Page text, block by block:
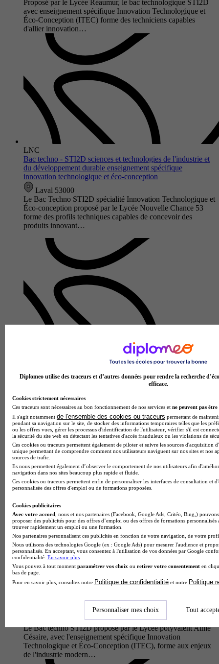
Proposé par le Lycée Réaumur, le bac technologique STI2D
avec enseignement spécifique Innovation Technologique et
Éco-Conception (ITEC) forme des techniciens capables
d'allier innovation…
LNC
Bac techno - STI2D sciences et technologies de l'industrie et
du développement durable enseignement spécifique
innovation technologique et éco-conception
Laval 53000
Le Bac Techno STI2D spécialité Innovation Technologique et
Éco-conception proposé par le Lycée Nouvelle Chance 53
forme des profils techniques capables de concevoir des
produits innovant…
Lycée polyvalent Guy Môquet - Étienne Lenoir
Bac techno - STI2D sciences et technologies de l'industrie et
du développement durable enseignement spécifique
innovation technologique et éco-conception
2 avis
Châteaubriant 44110
Le Bac Techno STI2D Sciences et Technologies de l'Industrie
et du Développement Durable avec spécialisation en
Innovation Technologique et Éco-conception du Lycée
polyvalent Guy Môquet -…
Lycée polyvalent Aimé Césaire
Bac techno - STI2D sciences et technologies de l'industrie et
innovation technologique et éco-conception
Le Bac techno STI2D proposé par le Lycée polyvalent Aimé
Césaire, avec l'enseignement spécifique Innovation
Technologique et Éco-Conception (ITEC), forme aux enjeux
de l'industrie modern…
Diplomeo utilise des traceurs et d’autres données pour rendre la recherche
efficace.
Cookies strictement nécessaires
Ces traceurs sont nécessaires au bon fonctionnement de nos services et ne peuvent pas être
Il s'agit notamment de l'ensemble des cookies ou traceurs permettant de
pendant sa navigation sur le site, de stocker des informations temporaires telles que les
ou les offres vues, gérer les processus d'identification de l'utilisateur, vérifier s'il est
la sécurité du site web en détectant les tentatives d'accès frauduleux ou les violations de
Ces cookies ou traceurs permettent également de piloter et suivre les sources d'acquisition
unique permettant de comprendre comment nos utilisateurs naviguent sur nos sites et nos
sources de trafic.
Ils nous permettent également d’observer le comportement de nos utilisateurs afin
navigation dans nos sites beaucoup plus rapide et fluide.
Ces cookies ou traceurs permettent enfin de personnaliser les interfaces de consultation et
personnalisée des offres d'emploi ou de formations proposées.
Cookies publicitaires
Avec votre accord , nous et nos partenaires (Facebook, Google Ads, Critéo, Bing,)
proposer des publicités pour des offres d’emploi ou des offres de formations
trouver rapidement un emploi ou une formation.
Nos partenaires personnalisent ces publicités en fonction de votre navigation, de votre
Nous utilisons des technologies Google (ex : Google Ads) pour mesurer l'audience et
personnalisés. En acceptant, vous consentez à l'utilisation de vos données par Google
confidentialité. En savoir plus
Vous pouvez à tout moment paramétrer vos choix ou retirer votre consentement en
bas de page.
Pour en savoir plus, consultez notre Politique de confidentialité et notre Politique
Personnaliser mes choix Tout